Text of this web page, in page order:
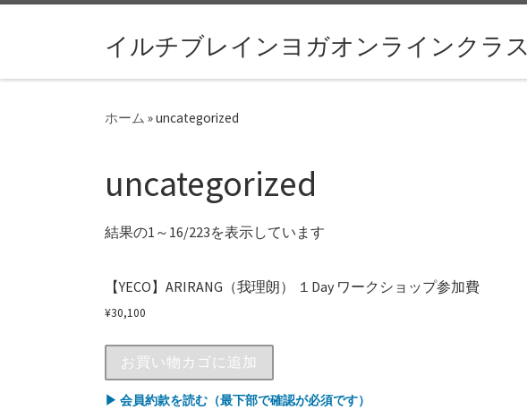
イルチブレインヨガオンラインクラス
ホーム »uncategorized
uncategorized
結果の1～16/223を表示しています
【YECO】ARIRANG（我理朗） １Day ワークショップ参加費
¥30,100
お買い物カゴに追加
▶ 会員約款を読む（最下部で確認が必須です）